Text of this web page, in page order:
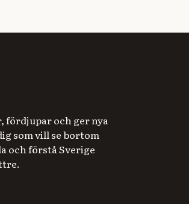
fördjupar och ger nya
som vill se bortom
och förstå Sverige